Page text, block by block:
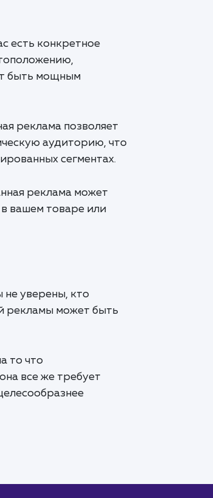
есть конкретное
быть мощным
реклама позволяет
аудиторию, что
сегментах.
реклама может
вашем товаре или
не уверены, кто
рекламы может быть
то что
все же требует